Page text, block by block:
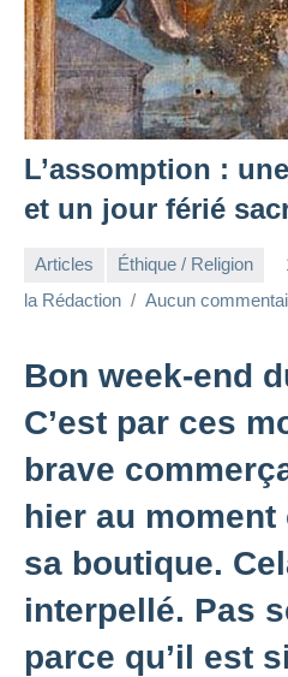
L’assomption :
et un jour férié
Articles Éthique / Religion
la Rédaction
Aucun
Bon week-end
C’est par ces
brave
hier au
sa boutique.
interpellé. Pas
parce qu’il est